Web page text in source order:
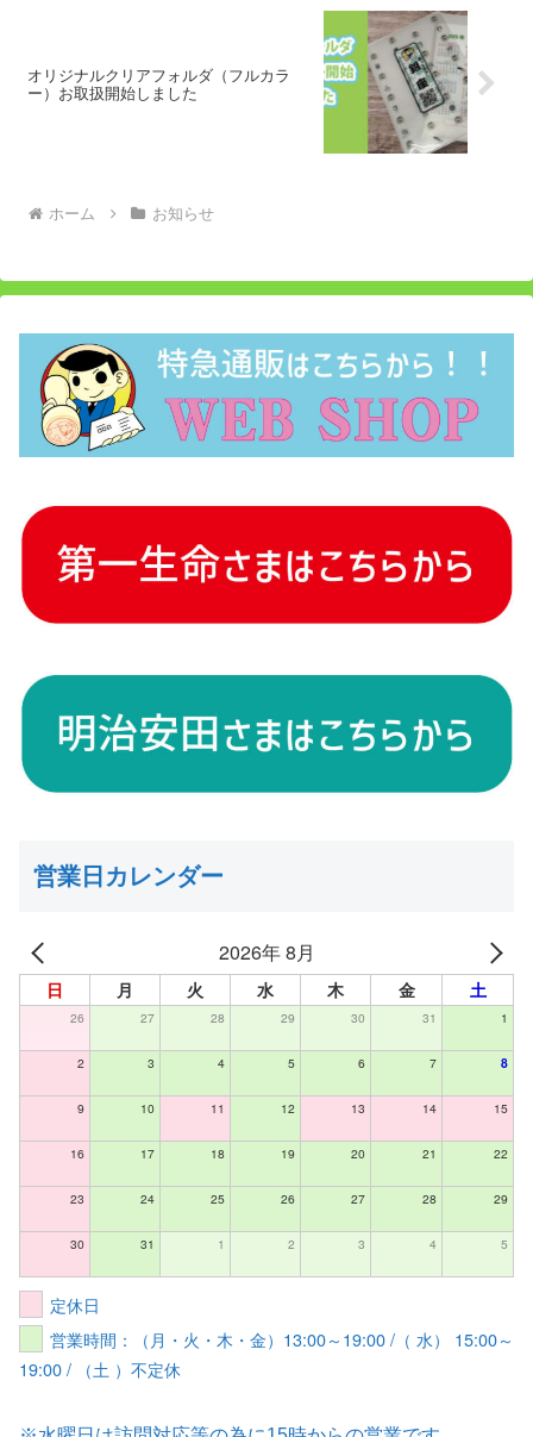
オリジナルクリアフォルダ（フルカラ
ー）お取扱開始しました
ホーム お知らせ
営業日カレンダー
2026年 8月
日 月 火 水 木 金 土
26 27 28 29 30 31 1
2 3 4 5 6 7 8
9 10 11 12 13 14 15
16 17 18 19 20 21 22
23 24 25 26 27 28 29
30 31 1 2 3 4 5
定休日
営業時間：（月・火・木・金）13:00～19:00 /（ 水） 15:00～
19:00 / （土 ）不定休